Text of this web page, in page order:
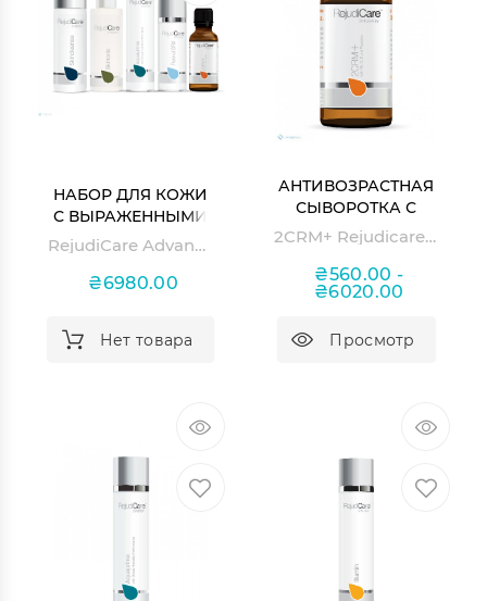
НАБОР ДЛЯ КОЖИ
С ВЫРАЖЕННЫМИ
ПРИЗНАКАМИ RejudiCare Advanced Stage Kit
₴6980.00
Нет товара
АНТИВОЗРАСТНАЯ
СЫВОРОТКА С
ВИТАМИНАМИ С И
Е И ПЕПТИДАМИ
2CRM+ Rejudicare Synergy
₴560.00 -
₴6020.00
Просмотр